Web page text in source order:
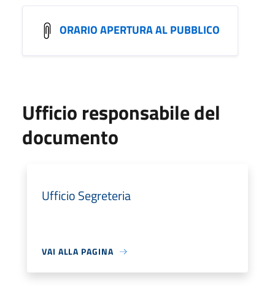
ORARIO APERTURA AL PUBBLICO
Ufficio responsabile del
documento
Ufficio Segreteria
VAI ALLA PAGINA